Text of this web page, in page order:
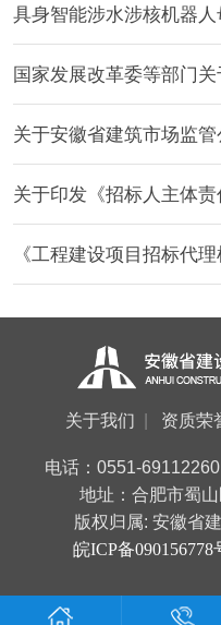
关于我们 资质荣
电话：0551-
地址：合肥市蜀
版权归属: 安徽省
皖ICP备090156778